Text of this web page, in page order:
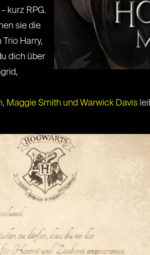
kurz RPG.
sie die
Harry,
dich über
Maggie Smith und Warwick Davis